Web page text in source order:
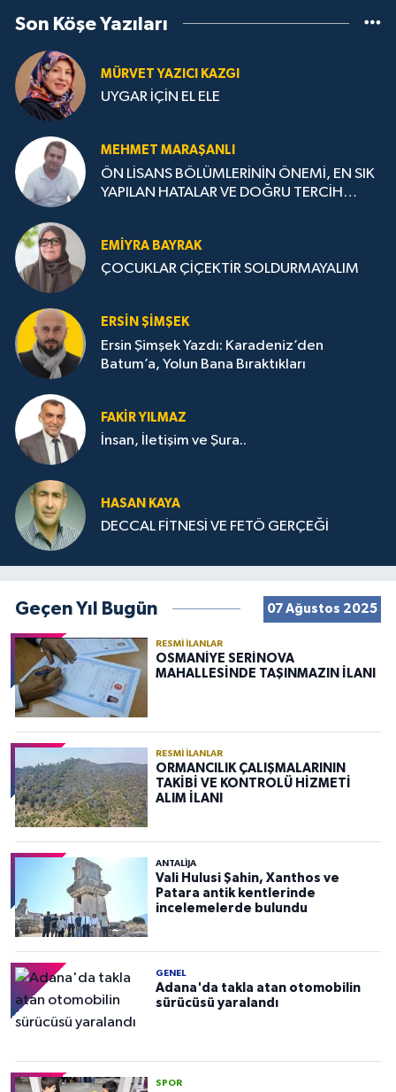
Son Köşe Yazıları
MÜRVET YAZICI KAZGI
UYGAR İÇİN EL ELE
MEHMET MARAŞANLI
ÖN LİSANS BÖLÜMLERİNİN ÖNEMİ, EN SIK
YAPILAN HATALAR VE DOĞRU TERCİH
EMIYRA BAYRAK
ÇOCUKLAR ÇİÇEKTİR SOLDURMAYALIM
ERSIN ŞIMŞEK
Ersin Şimşek Yazdı: Karadeniz’den
Batum’a, Yolun Bana Bıraktıkları
FAKIR YILMAZ
İnsan, İletişim ve Şura..
HASAN KAYA
DECCAL FİTNESİ VE FETÖ GERÇEĞİ
Geçen Yıl Bugün 07 Ağustos 2025
RESMI İLANLAR
OSMANİYE SERİNOVA
MAHALLESİNDE TAŞINMAZIN İLANI
RESMI İLANLAR
ORMANCILIK ÇALIŞMALARININ
TAKİBİ VE KONTROLÜ HİZMETİ
ALIM İLANI
ANTALIJA
Vali Hulusi Şahin, Xanthos ve
Patara antik kentlerinde
incelemelerde bulundu
GENEL
Adana'da takla atan otomobilin
sürücüsü yaralandı
SPOR